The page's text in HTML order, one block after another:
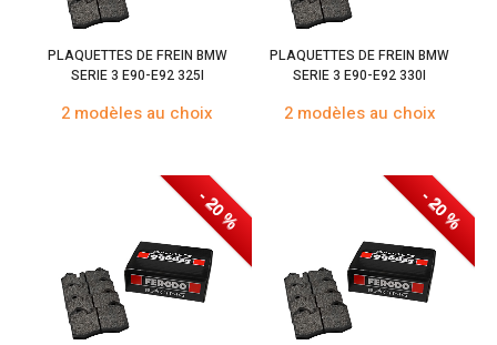
PLAQUETTES DE FREIN BMW
SERIE 3 E90-E92 325I
2 modèles au choix
PLAQUETTES DE FREIN BMW
SERIE 3 E90-E92 330I
2 modèles au choix
- 20 % - 20 %